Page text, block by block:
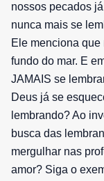
nossos pecados
nunca mais se
Ele menciona
fundo do mar. E
JAMAIS se
Deus já se
lembrando? Ao
busca das
mergulhar nas
amor? Siga o